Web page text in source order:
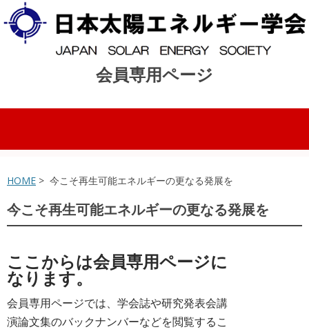
会員専用ページ
コンテンツへスキップ
HOME > 今こそ再生可能エネルギーの更なる発展を
今こそ再生可能エネルギーの更なる発展を
ここからは会員専用ページに
なります。
会員専用ページでは、学会誌や研究発表会講
演論文集のバックナンバーなどを閲覧するこ